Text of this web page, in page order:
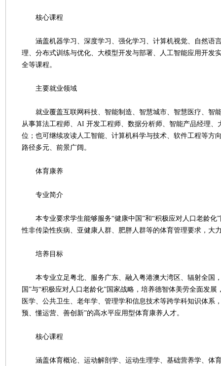
核心课程
涵盖机器学习、深度学习、强化学习、计算机视觉、自然语
理、分布式训练与优化、大模型开发与部署、人工智能应用开发
全等课程。
主要就业领域
就业覆盖互联网科技、智能制造、智慧城市、智慧医疗、智
从事算法工程师、AI 开发工程师、数据分析师、智能产品经理、
位；也可继续攻读人工智能、计算机科学与技术、软件工程等方
路径多元、前景广阔。
体育康养
专业简介
本专业要求学生能够服务“健康中国”和“积极应对人口老龄化”
性非传染性疾病、亚健康人群、肥胖人群等的体育管理要求，大
培养目标
本专业立足粤北、服务广东、融入粤港澳大湾区、辐射全国
国”与“积极应对人口老龄化”国家战略，培养德智体美劳全面发展
医学、公共卫生、老年学、管理学和信息技术等跨学科知识体系
预、懂运营、善创新”的高水平应用型体育康养人才。
核心课程
涵盖体育概论、运动解剖学、运动生理学、基础营养学、体